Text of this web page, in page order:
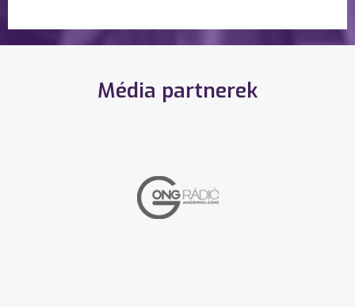
Média partnerek